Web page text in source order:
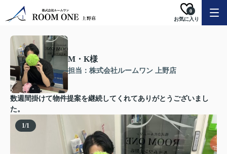
お気に入り
0
M・K様
担当：株式会社ルームワン 上野店
数週間掛けて物件提案を継続してくれてありがとうございまし
た。
1/1